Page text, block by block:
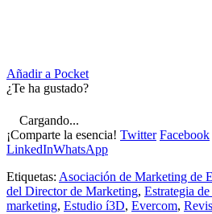
Añadir a Pocket
¿Te ha gustado?
Cargando...
¡Comparte la esencia! Twitter Facebook
LinkedInWhatsApp
Etiquetas: Asociación de Marketing de
del Director de Marketing, Estrategia
marketing, Estudio í3D, Evercom,